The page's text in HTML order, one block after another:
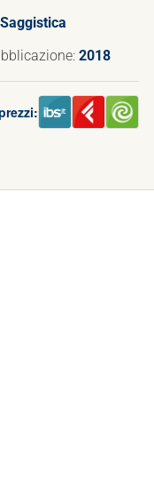
Saggistica
2018